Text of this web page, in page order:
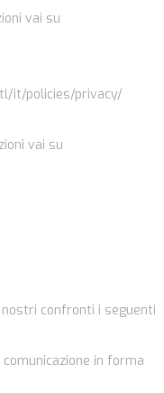
vai su
it/policies/privacy/
vai su
confronti i seguenti
in forma